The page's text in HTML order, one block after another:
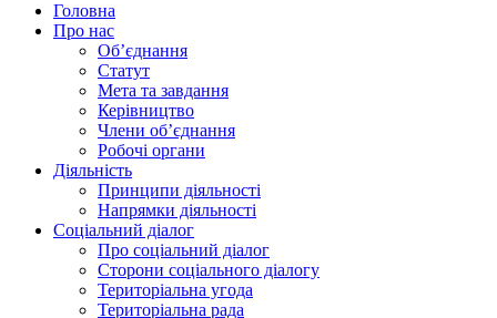
Головна
Про нас
Об’єднання
Статут
Мета та завдання
Керівництво
Члени об’єднання
Робочі органи
Діяльність
Принципи діяльності
Напрямки діяльності
Соціальний діалог
Про соціальний діалог
Сторони соціального діалогу
Територіальна угода
Територіальна рада